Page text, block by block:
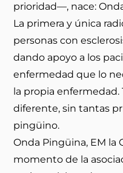
prioridad—, nace:
La primera y única
personas con
dando apoyo a los
enfermedad que lo
la propia
diferente, sin tantas
pingüino.
Onda Pingüina, EM la
momento de la